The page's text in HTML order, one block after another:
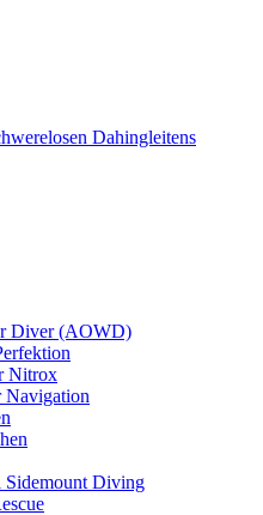
Dahingleitens
Diver (AOWD)
Nitrox
Navigation
Sidemount Diving